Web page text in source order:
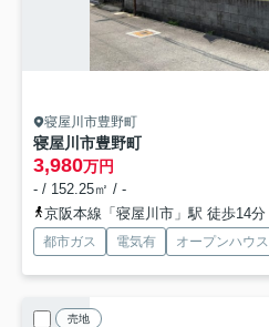
寝屋川市豊野町
寝屋川市豊野町
3,980万円
- / 152.25㎡ / -
京阪本線「寝屋川市」駅 徒歩14分
都市ガス 電気有 オープンハウス
売地